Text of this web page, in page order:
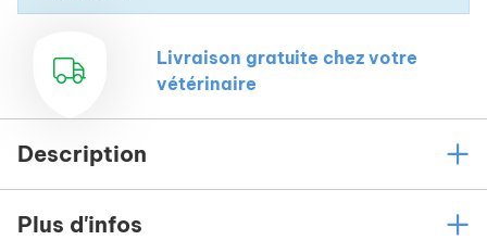
Livraison gratuite chez votre
vétérinaire
Description
Plus d'infos